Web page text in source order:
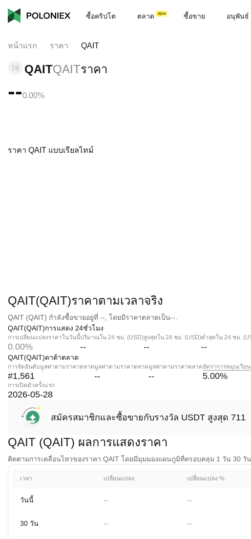
ซื้อคริปโต ตลาด ซื้อขาย อนุพันธ์
หน้าแรก ราคา QAIT
QAITQAITราคา
--0.00%
ราคา QAIT แบบเรียลไทม์
QAIT(QAIT)ราคาตามเวลาจริง
QAIT (QAIT) กำลังซื้อขายอยู่ที่ --, โดยมีราคาตลาดเป็น--.
QAIT(QAIT)การแสดง 24ชั่วโมง
การเปลี่ยนแปลงราคาในวันนี้
0.00%
ปริมาณใน 24 ชม. (USD)
--
สูงสุดใน 24 ชม. (USD)
--
ต่ำสุดใน 24 ชม.
--
QAIT(QAIT)ดาต้าตลาด
การจัดอันดับมูลค่าตามราคาตลาด
#1,561
มูลค่าตามราคาตลาด
--
มูลค่าตามราคาตลาด
--
อัตราการหมุนเวียน
5.00%
การเปิดตัวครั้งแรก
2026-05-28
สมัครสมาชิกและซื้อขายกับรางวัล USDT สูงสุด 711
QAIT (QAIT) ผลการแสดงราคา
ติดตามการเคลื่อนไหวของราคา QAIT โดยมีมุมมองแผนภูมิที่ครอบคลุม 1 วัน 30 วั
เวลา เปลี่ยนแปลง เปลี่ยนแปลง %
วันนี้ -- --
30 วัน -- --